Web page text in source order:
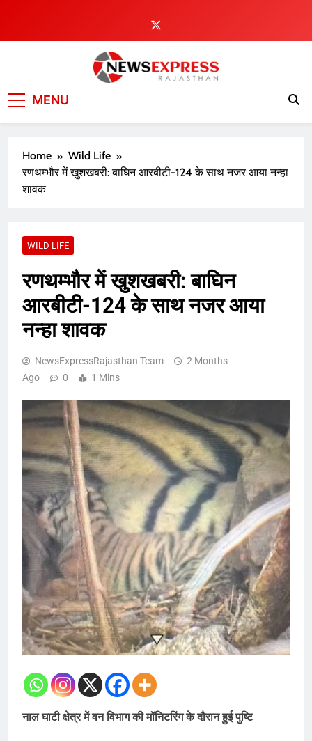
content
MENU
Home
Wild Life
रणथम्भौर में खुशखबरी: बाघिन आरबीटी-124 के साथ नजर आया नन्हा
शावक
WILD LIFE
रणथम्भौर में खुशखबरी: बाघिन
आरबीटी-124 के साथ नजर आया
नन्हा शावक
NewsExpressRajasthan Team
2 Months
Ago
0 1 Mins
नाल घाटी क्षेत्र में वन विभाग की मॉनिटरिंग के दौरान हुई पुष्टि